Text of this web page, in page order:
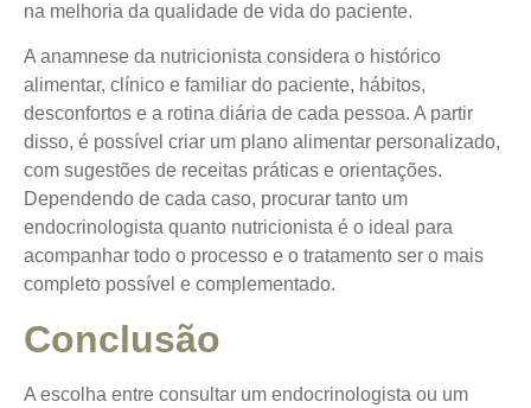
na melhoria da qualidade de vida do paciente.
A anamnese da nutricionista considera o histórico
alimentar, clínico e familiar do paciente, hábitos,
desconfortos e a rotina diária de cada pessoa. A partir
disso, é possível criar um plano alimentar personalizado,
com sugestões de receitas práticas e orientações.
Dependendo de cada caso, procurar tanto um
endocrinologista quanto nutricionista é o ideal para
acompanhar todo o processo e o tratamento ser o mais
completo possível e complementado.
Conclusão
A escolha entre consultar um endocrinologista ou um